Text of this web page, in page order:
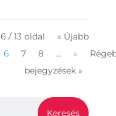
6 / 13 oldal
« Újabb
6 7 8 ... »
bejegyzések »